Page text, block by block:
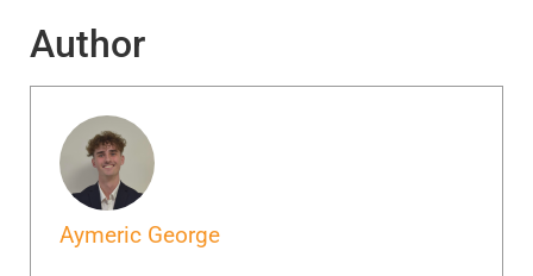
Author
Aymeric George